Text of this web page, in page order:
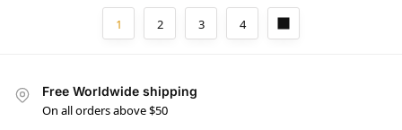
1 2 3 4
Free Worldwide shipping
On all orders above $50